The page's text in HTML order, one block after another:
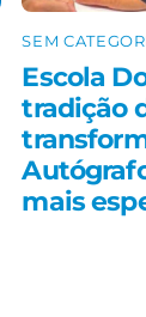
SEM
Escola
tradição
mais